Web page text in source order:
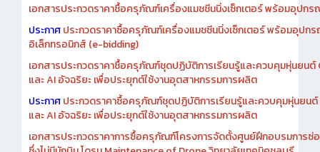
เอกสารประกวดราคาซื้อครุภัณฑ์เครื่องแมชชีนนิ่งเซ็กเตอร์ พร้อมอุปก
ประกาศประกวดราคาซื้อครุภัณฑ์เครื่องแมชชีนนิ่งเซ็กเตอร์ พร้อมอุปก
อิเล็กทรอนิกส์ (e-bidding)
เอกสารประกวดราคาซื้อครุภัณฑ์ชุดปฏิบัติการเรียนรู้และควบคุมหุ่นยน
และ AI อัจฉริยะ เพื่อประยุกต์ใช้งานอุตสาหกรรมการผลิต
ประกาศประกวดราคาซื้อครุภัณฑ์ชุดปฏิบัติการเรียนรู้และควบคุมหุ่นยน
และ AI อัจฉริยะ เพื่อประยุกต์ใช้งานอุตสาหกรรมการผลิต
เอกสารประกวดราคาการซื้อครุภัณฑ์โครงการจัดตั้งศูนย์ฝึกอบรมการซ่